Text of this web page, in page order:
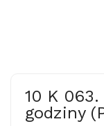
10 K
godziny